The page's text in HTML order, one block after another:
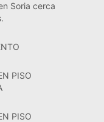
Soria cerca
PISO
PISO